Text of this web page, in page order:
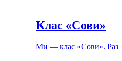
Клас «Сови»
Ми — клас «Сови».